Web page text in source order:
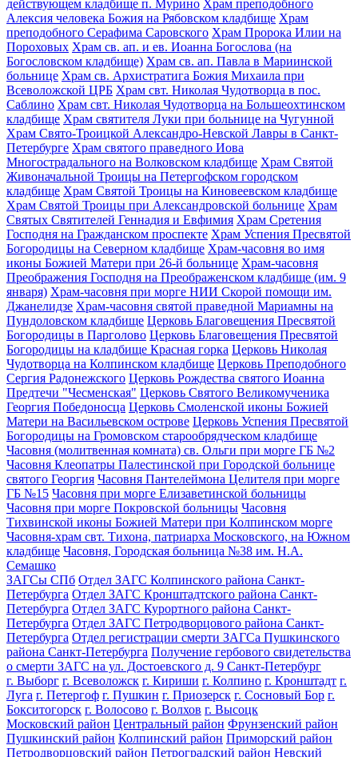
действующем кладбище п. Мурино Храм преподобного
Алексия человека Божия на Рябовском кладбище Храм
преподобного Серафима Саровского Храм Пророка Илии на
Пороховых Храм св. ап. и ев. Иоанна Богослова (на
Богословском кладбище) Храм св. ап. Павла в Мариинской
больнице Храм св. Архистратига Божия Михаила при
Всеволожской ЦРБ Храм свт. Николая Чудотворца в пос.
Саблино Храм свт. Николая Чудотворца на Большеохтинском
кладбище Храм святителя Луки при больнице на Чугунной
Храм Свято-Троицкой Александро-Невской Лавры в Санкт-
Петербурге Храм святого праведного Иова
Многострадального на Волковском кладбище Храм Святой
Живоначальной Троицы на Петергофском городском
кладбище Храм Святой Троицы на Киновеевском кладбище
Храм Святой Троицы при Александровской больнице Храм
Святых Святителей Геннадия и Евфимия Храм Сретения
Господня на Гражданском проспекте Храм Успения Пресвятой
Богородицы на Северном кладбище Храм-часовня во имя
иконы Божией Матери при 26-й больнице Храм-часовня
Преображения Господня на Преображенском кладбище (им. 9
января) Храм-часовня при морге НИИ Скорой помощи им.
Джанелидзе Храм-часовня святой праведной Мариамны на
Пундоловском кладбище Церковь Благовещения Пресвятой
Богородицы в Парголово Церковь Благовещения Пресвятой
Богородицы на кладбище Красная горка Церковь Николая
Чудотворца на Колпинском кладбище Церковь Преподобного
Сергия Радонежского Церковь Рождества святого Иоанна
Предтечи "Чесменская" Церковь Святого Великомученика
Георгия Победоносца Церковь Смоленской иконы Божией
Матери на Васильевском острове Церковь Успения Пресвятой
Богородицы на Громовском старообрядческом кладбище
Часовня (молитвенная комната) св. Ольги при морге ГБ №2
Часовня Клеопатры Палестинской при Городской больнице
святого Георгия Часовня Пантелеймона Целителя при морге
ГБ №15 Часовня при морге Елизаветинской больницы
Часовня при морге Покровской больницы Часовня
Тихвинской иконы Божией Матери при Колпинском морге
Часовня-храм свт. Тихона, патриарха Московского, на Южном
кладбище Часовня, Городская больница №38 им. Н.А.
Семашко
ЗАГСы СПб Отдел ЗАГС Колпинского района Санкт-
Петербурга Отдел ЗАГС Кронштадтского района Санкт-
Петербурга Отдел ЗАГС Курортного района Санкт-
Петербурга Отдел ЗАГС Петродворцового района Санкт-
Петербурга Отдел регистрации смерти ЗАГСа Пушкинского
района Санкт-Петербурга Получение гербового свидетельства
о смерти ЗАГС на ул. Достоевского д. 9 Санкт-Петербург
г. Выборг г. Всеволожск г. Кириши г. Колпино г. Кронштадт г.
Луга г. Петергоф г. Пушкин г. Приозерск г. Сосновый Бор г.
Бокситогорск г. Волосово г. Волхов г. Высоцк
Московский район Центральный район Фрунзенский район
Пушкинский район Колпинский район Приморский район
Петродворцовский район Петроградский район Невский